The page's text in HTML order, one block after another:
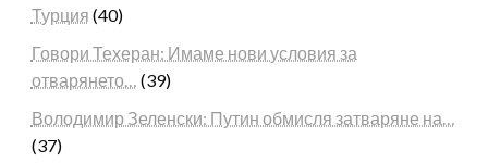
Турция (40)
Говори Техеран: Имаме нови условия за
отварянето… (39)
Володимир Зеленски: Путин обмисля затваряне на…
(37)